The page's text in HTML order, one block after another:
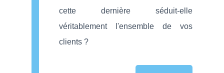
cette dernière séduit-elle
véritablement l'ensemble de vos
clients ?